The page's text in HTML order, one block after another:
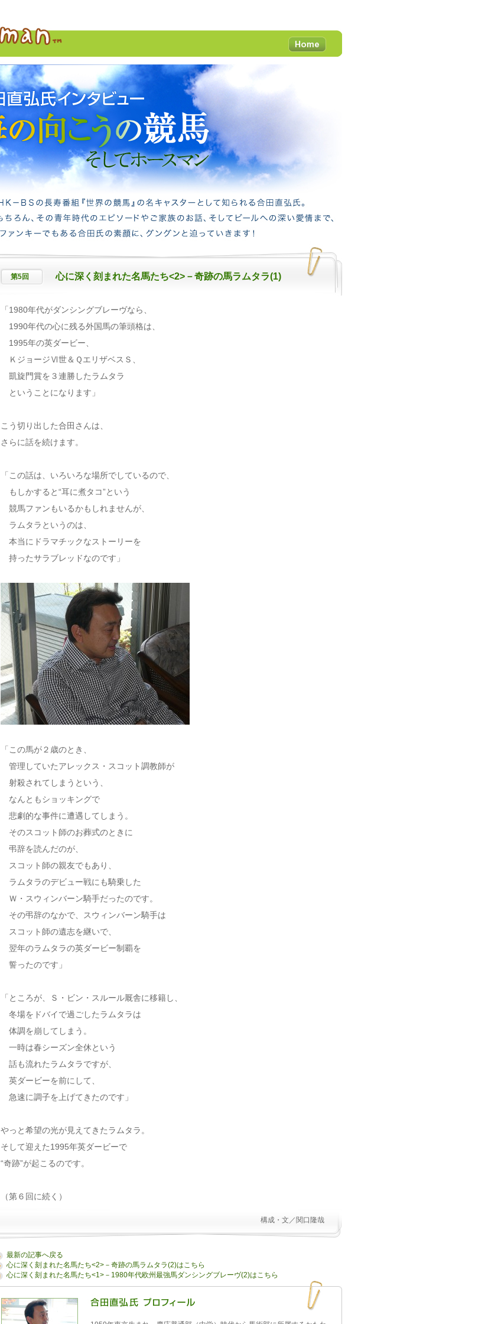
第5回 心に深く刻まれた名馬たち<2>－奇跡の馬ラムタラ(1)
「1980年代がダンシングブレーヴなら、
1990年代の心に残る外国馬の筆頭格は、
1995年の英ダービー、
ＫジョージⅥ世＆ＱエリザベスＳ、
凱旋門賞を３連勝したラムタラ
ということになります」
こう切り出した合田さんは、
さらに話を続けます。
「この話は、いろいろな場所でしているので、
もしかすると“耳に煮タコ”という
競馬ファンもいるかもしれませんが、
ラムタラというのは、
本当にドラマチックなストーリーを
持ったサラブレッドなのです」
「この馬が２歳のとき、
管理していたアレックス・スコット調教師が
射殺されてしまうという、
なんともショッキングで
悲劇的な事件に遭遇してしまう。
そのスコット師のお葬式のときに
弔辞を読んだのが、
スコット師の親友でもあり、
ラムタラのデビュー戦にも騎乗した
Ｗ・スウィンバーン騎手だったのです。
その弔辞のなかで、スウィンバーン騎手は
スコット師の遺志を継いで、
翌年のラムタラの英ダービー制覇を
誓ったのです」
「ところが、Ｓ・ビン・スルール厩舎に移籍し、
冬場をドバイで過ごしたラムタラは
体調を崩してしまう。
一時は春シーズン全休という
話も流れたラムタラですが、
英ダービーを前にして、
急速に調子を上げてきたのです」
やっと希望の光が見えてきたラムタラ。
そして迎えた1995年英ダービーで
“奇跡”が起こるのです。
（第６回に続く）
構成・文／関口隆哉
最新の記事へ戻る
心に深く刻まれた名馬たち<2>－奇跡の馬ラムタラ(2)はこちら
心に深く刻まれた名馬たち<1>－1980年代欧州最強馬ダンシングブレーヴ(2)はこちら